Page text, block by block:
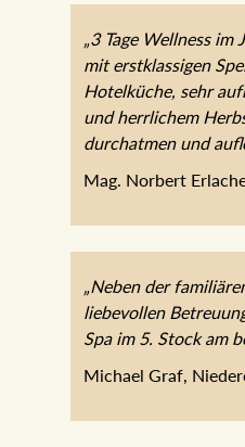
„3 Tage Wellness
mit erstklassigen
Hotelküche, sehr
und herrlichem
durchatmen und
Mag. Norbert
„Neben der
liebevollen
Spa im 5. Stock am
Michael Graf,